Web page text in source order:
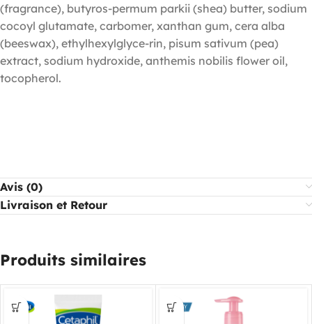
(fragrance), butyros-permum parkii (shea) butter, sodium
cocoyl glutamate, carbomer, xanthan gum, cera alba
(beeswax), ethylhexylglyce-rin, pisum sativum (pea)
extract, sodium hydroxide, anthemis nobilis flower oil,
tocopherol.
Avis (0)
Livraison et Retour
Produits similaires